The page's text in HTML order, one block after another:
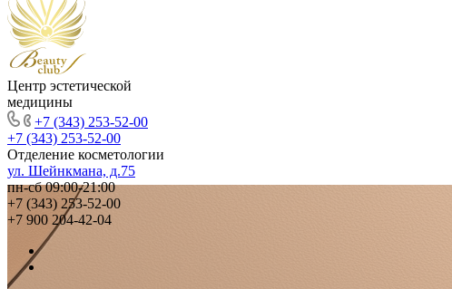
Центр эстетической
медицины
+7 (343) 253-52-00
+7 (343) 253-52-00
Отделение косметологии
ул. Шейнкмана, д.75
пн-сб 09:00-21:00
+7 (343) 253-52-00
+7 900 204-42-04